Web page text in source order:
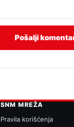
SNM MREŽA
Pravila korišćenja